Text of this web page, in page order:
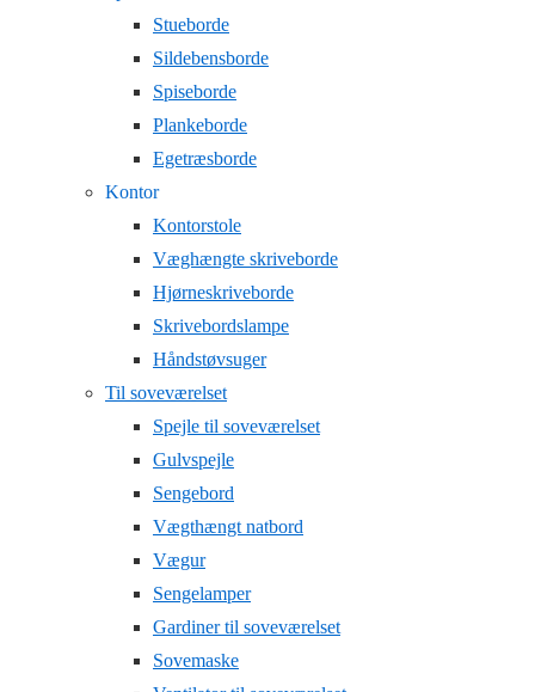
Stueborde
Sildebensborde
Spiseborde
Plankeborde
Egetræsborde
Kontor
Kontorstole
Væghængte skriveborde
Hjørneskriveborde
Skrivebordslampe
Håndstøvsuger
Til soveværelset
Spejle til soveværelset
Gulvspejle
Sengebord
Vægthængt natbord
Vægur
Sengelamper
Gardiner til soveværelset
Sovemaske